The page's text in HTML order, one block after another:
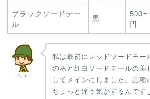
ブラックソードテー
ル
黒
500
円
なつ
私は最初にレッドソードテー
のあと紅白ソードテールの美
してメインにしました。品種
ちょっと違う気がするんです